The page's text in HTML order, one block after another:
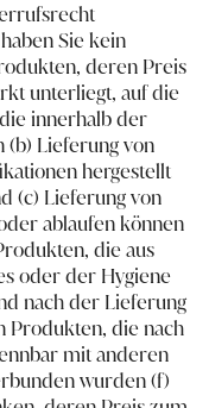
Sie kein
deren Preis
unterliegt, auf die
innerhalb der
Lieferung von
hergestellt
(c) Lieferung von
ablaufen können
die aus
oder der Hygiene
nach der Lieferung
Produkten, die nach
mit anderen
wurden (f)